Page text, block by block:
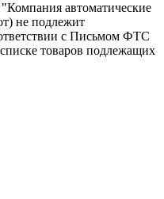
автоматические
не подлежит
с Письмом ФТС
товаров подлежащих